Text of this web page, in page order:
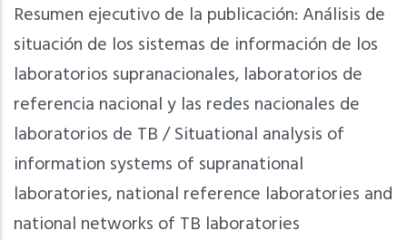
Resumen ejecutivo de la publicación: Análisis de
situación de los sistemas de información de los
laboratorios supranacionales, laboratorios de
referencia nacional y las redes nacionales de
laboratorios de TB / Situational analysis of
information systems of supranational
laboratories, national reference laboratories and
national networks of TB laboratories